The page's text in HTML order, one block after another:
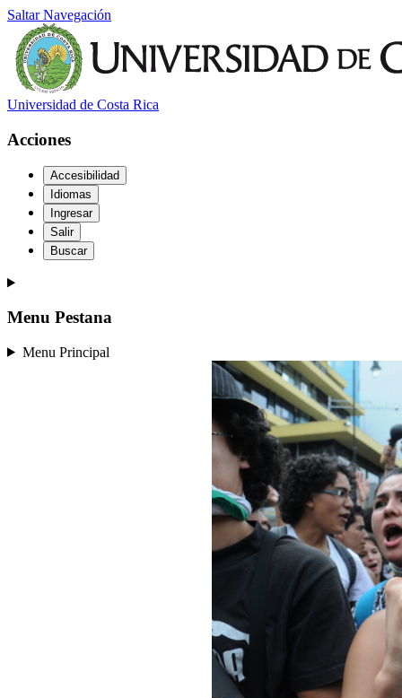
Saltar Navegación
Universidad de Costa Rica
Acciones
Accesibilidad
Idiomas
Ingresar
Salir
Buscar
Menu Pestana
Menu Principal